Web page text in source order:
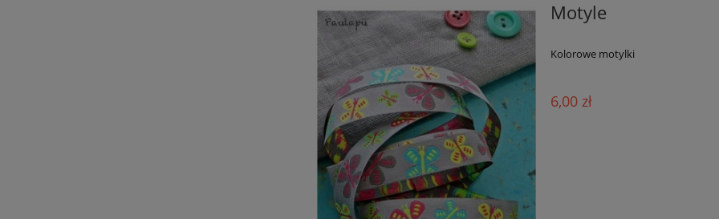
Motyle
Kolorowe motylki
6,00 zł